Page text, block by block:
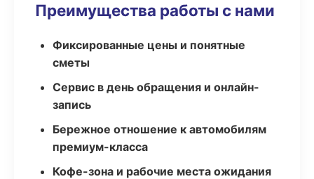
Преимущества работы с нами
Фиксированные цены и понятные
сметы
Сервис в день обращения и онлайн-
запись
Бережное отношение к автомобилям
премиум-класса
Кофе-зона и рабочие места ожидания